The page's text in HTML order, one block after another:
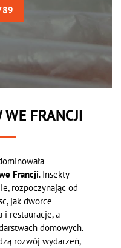
FRANCJI
Francji. Insekty
rozpoczynając od
jak dworce
i restauracje, a
domowych.
rozwój wydarzeń,